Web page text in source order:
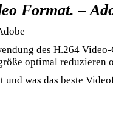
Format. –
des H.264
optimal reduzieren
und was das beste